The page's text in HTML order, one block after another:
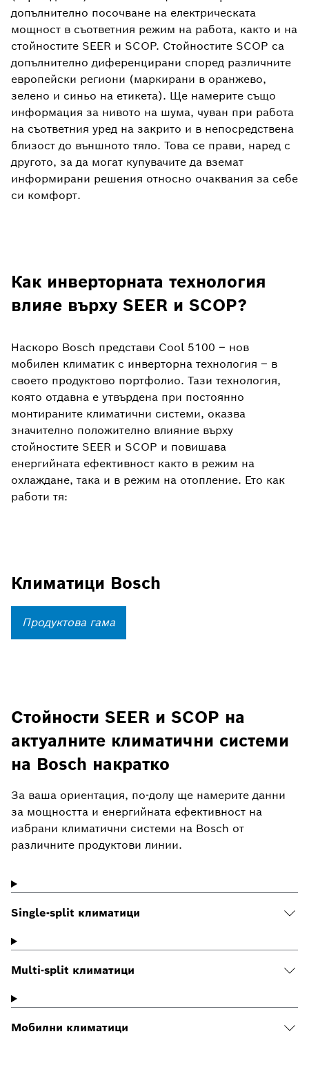
допълнително посочване на електрическата
мощност в съответния режим на работа, както и на
стойностите SEER и SCOP. Стойностите SCOP са
допълнително диференцирани според различните
европейски региони (маркирани в оранжево,
зелено и синьо на етикета). Ще намерите също
информация за нивото на шума, чуван при работа
на съответния уред на закрито и в непосредствена
близост до външното тяло. Това се прави, наред с
другото, за да могат купувачите да вземат
информирани решения относно очаквания за себе
си комфорт.
Как инверторната технология
влияе върху SEER и SCOP?
Наскоро Bosch представи Cool 5100 – нов
мобилен климатик с инверторна технология – в
своето продуктово портфолио. Тази технология,
която отдавна е утвърдена при постоянно
монтираните климатични системи, оказва
значително положително влияние върху
стойностите SEER и SCOP и повишава
енергийната ефективност както в режим на
охлаждане, така и в режим на отопление. Ето как
работи тя:
Климатици Bosch
Продуктова гама
Стойности SEER и SCOP на
актуалните климатични системи
на Bosch накратко
За ваша ориентация, по-долу ще намерите данни
за мощността и енергийната ефективност на
избрани климатични системи на Bosch от
различните продуктови линии.
Single-split климатици
Multi-split климатици
Мобилни климатици